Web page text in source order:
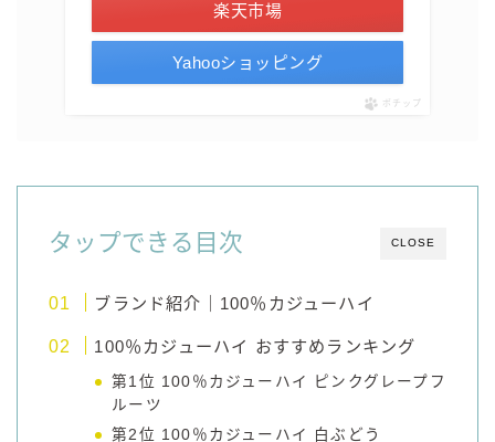
合同酒精
その他メーカー
お得情報
運営者情報
楽天市場
Yahooショッピング
ポチップ
CLOSE
タップできる目次
ブランド紹介｜100％カジューハイ
100％カジューハイ おすすめランキング
第1位 100％カジューハイ ピンクグレープフ
ルーツ
第2位 100％カジューハイ 白ぶどう